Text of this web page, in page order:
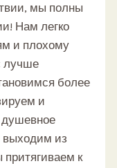
мы полны
Нам легко
и плохому
лучше
более
и
выходим из
притягиваем к